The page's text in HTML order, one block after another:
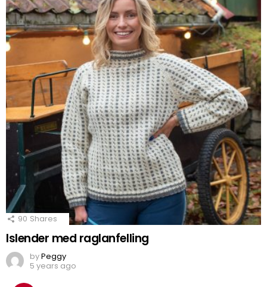
90 Shares
Islender med raglanfelling
byPeggy
5 years ago